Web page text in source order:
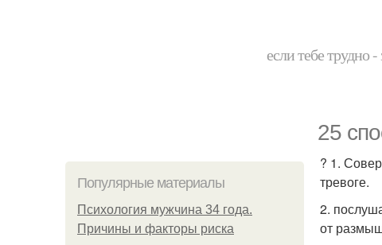
если тебе трудно
25
Популярные материалы
Психология мужчина 34 года.
Причины и факторы риска
? 1.
тревоге.
2.
от